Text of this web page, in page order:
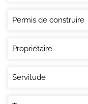
Permis de construire
Propriétaire
Servitude